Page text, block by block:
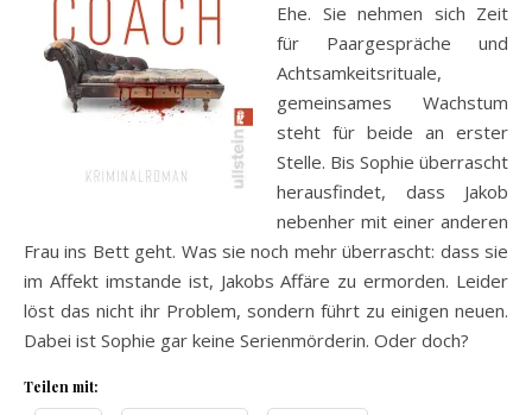
Ehe. Sie nehmen sich Zeit
für Paargespräche und
Achtsamkeitsrituale,
gemeinsames Wachstum
steht für beide an erster
Stelle. Bis Sophie überrascht
herausfindet, dass Jakob
nebenher mit einer anderen
Frau ins Bett geht. Was sie noch mehr überrascht: dass sie
im Affekt imstande ist, Jakobs Affäre zu ermorden. Leider
löst das nicht ihr Problem, sondern führt zu einigen neuen.
Dabei ist Sophie gar keine Serienmörderin. Oder doch?
Teilen mit: